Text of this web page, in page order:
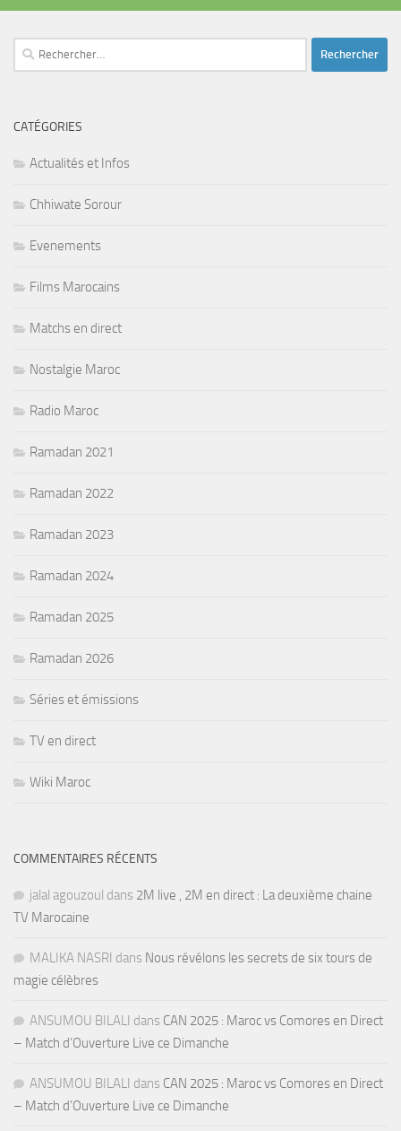
Rechercher :
CATÉGORIES
Actualités et Infos
Chhiwate Sorour
Evenements
Films Marocains
Matchs en direct
Nostalgie Maroc
Radio Maroc
Ramadan 2021
Ramadan 2022
Ramadan 2023
Ramadan 2024
Ramadan 2025
Ramadan 2026
Séries et émissions
TV en direct
Wiki Maroc
COMMENTAIRES RÉCENTS
jalal agouzoul dans 2M live , 2M en direct : La deuxième chaine
TV Marocaine
MALIKA NASRI dans Nous révélons les secrets de six tours de
magie célèbres
ANSUMOU BILALI dans CAN 2025 : Maroc vs Comores en Direct
– Match d’Ouverture Live ce Dimanche
ANSUMOU BILALI dans CAN 2025 : Maroc vs Comores en Direct
– Match d’Ouverture Live ce Dimanche